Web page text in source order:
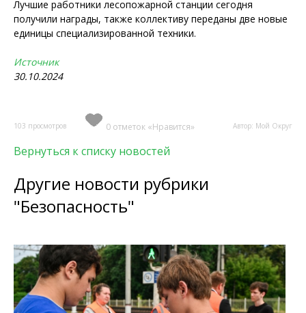
Лучшие работники лесопожарной станции сегодня
получили награды, также коллективу переданы две новые
единицы специализированной техники.
Источник
30.10.2024
103 просмотров 0 отметок «Нравится» Автор: Мой Округ
Вернуться к списку новостей
Другие новости рубрики
"Безопасность"